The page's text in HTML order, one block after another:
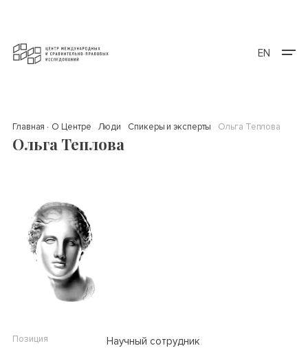
EN
Главная О Центре Люди Спикеры и эксперты Ольга Теплова
Ольга Теплова
Позиция
Научный сотрудник